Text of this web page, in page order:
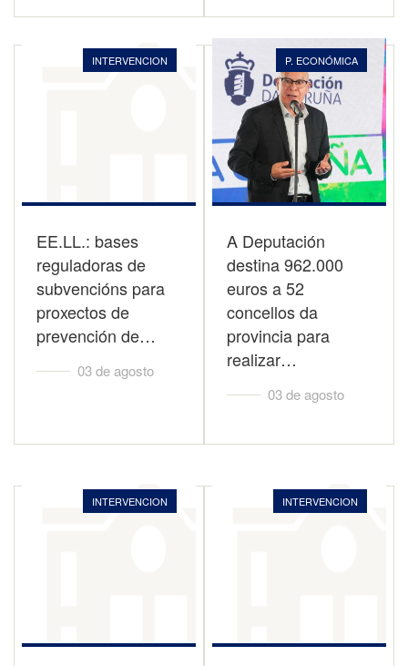
INTERVENCION
EE.LL.: bases
reguladoras de
subvencións para
proxectos de
prevención de…
03 de agosto
P. ECONÓMICA
A Deputación
destina 962.000
euros a 52
concellos da
provincia para
realizar…
03 de agosto
INTERVENCION INTERVENCION